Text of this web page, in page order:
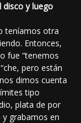
disco y luego
teníamos otra
Entonces,
fue “tenemos
pero están
dimos cuenta
tipo
plata de por
grabamos en